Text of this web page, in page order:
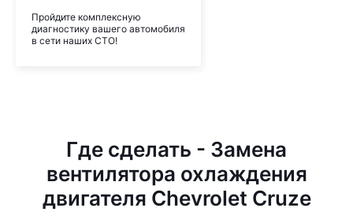
Пройдите комплексную
диагностику вашего автомобиля
в сети наших СТО!
Где сделать - Замена
вентилятора охлаждения
двигателя Chevrolet Cruze